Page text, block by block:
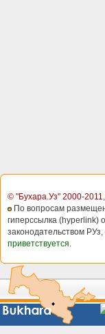
© "Бухара.Уз" 2000-2011,
По вопросам
гиперссылка (hyperlink)
законодательством
приветствуется.